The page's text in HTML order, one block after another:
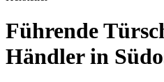
Führende
Händler in